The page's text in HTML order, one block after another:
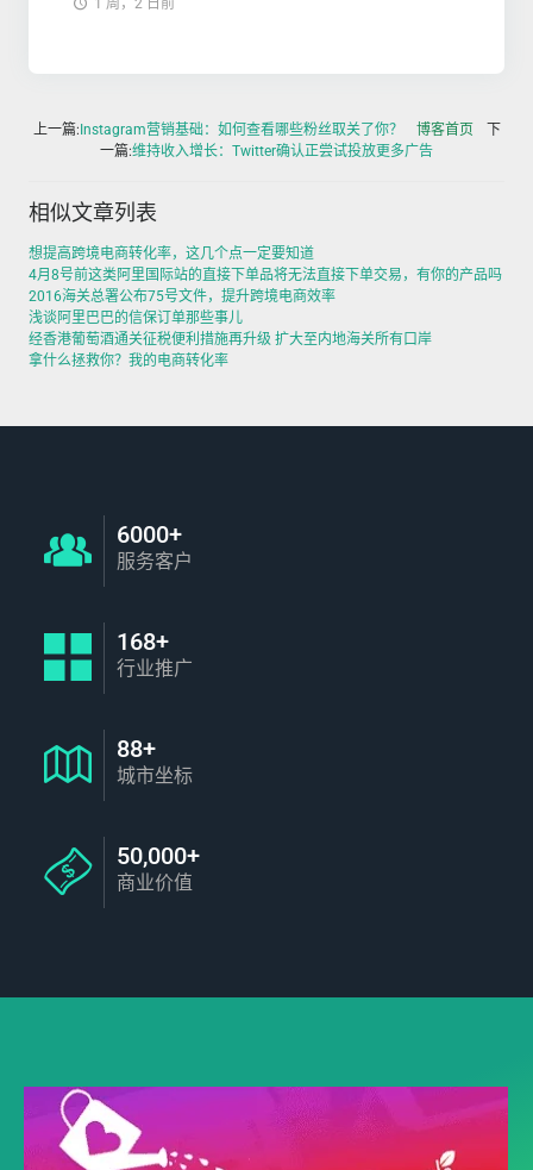
上一篇:Instagram营销基础：如何查看哪些粉丝取关了你？ 博客首页
下
一篇:维持收入增长：Twitter确认正尝试投放更多广告
相似文章列表
想提高跨境电商转化率，这几个点一定要知道
4月8号前这类阿里国际站的直接下单品将无法直接下单交易，有你的产品吗
2016海关总署公布75号文件，提升跨境电商效率
浅谈阿里巴巴的信保订单那些事儿
经香港葡萄酒通关征税便利措施再升级 扩大至内地海关所有口岸
拿什么拯救你？我的电商转化率
6000+
服务客户
168+
行业推广
88+
城市坐标
50,000+
商业价值